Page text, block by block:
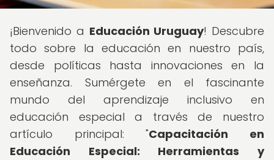
¡Bienvenido a Educación Uruguay! Descubre
todo sobre la educación en nuestro país,
desde políticas hasta innovaciones en la
enseñanza. Sumérgete en el fascinante
mundo del aprendizaje inclusivo en
educación especial a través de nuestro
artículo principal: "Capacitación en
Educación Especial: Herramientas y